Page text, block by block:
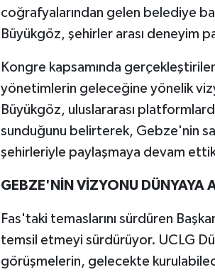
coğrafyalarından gelen belediye
Büyükgöz, şehirler arası deneyim
Kongre kapsamında
yönetimlerin geleceğine yönelik
Büyükgöz, uluslararası
sunduğunu belirterek, Gebze'nin
şehirleriyle paylaşmaya devam
GEBZE'NİN VİZYONU DÜNYAYA
Fas'taki temaslarını sürdüren
temsil etmeyi sürdürüyor. UCLG
görüşmelerin, gelecekte